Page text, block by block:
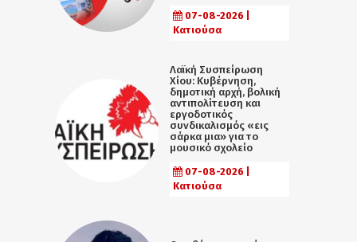
07-08-2026 |
Κατιούσα
Λαϊκή Συσπείρωση
Χίου: Κυβέρνηση,
δημοτική αρχή, βολική
αντιπολίτευση και
εργοδοτικός
συνδικαλισμός «εις
σάρκα μια» για το
μουσικό σχολείο
07-08-2026 |
Κατιούσα